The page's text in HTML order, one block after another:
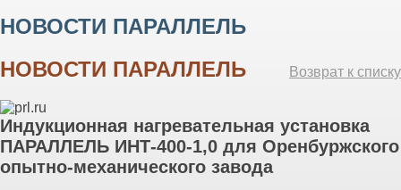
НОВОСТИ ПАРАЛЛЕЛЬ
НОВОСТИ ПАРАЛЛЕЛЬ
Возврат к списку
Индукционная нагревательная установка
ПАРАЛЛЕЛЬ ИНТ-400-1,0 для Оренбуржского
опытно-механического завода